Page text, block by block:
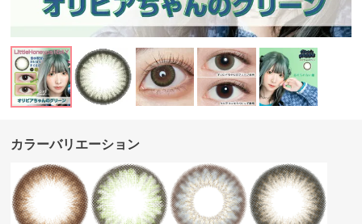
カラーバリエーション